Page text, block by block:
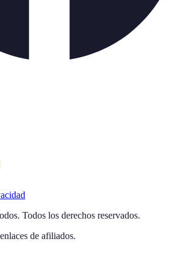
. Todos los derechos reservados.
de afiliados.